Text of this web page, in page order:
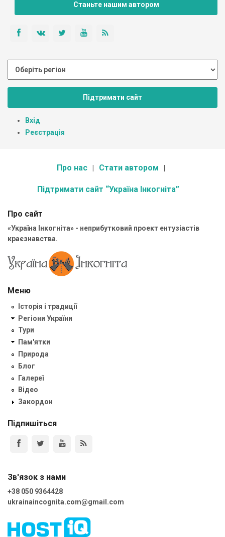
Станьте нашим автором
Підтримати сайт
Вхід
Реєстрація
Про нас Стати автором
Підтримати сайт “Україна Інкогніта”
Про сайт
«Україна Інкогніта» - неприбутковий проект ентузіастів
краєзнавства.
Меню
Історія і традиції
Регіони України
Тури
Пам'ятки
Природа
Блог
Галереї
Відео
Закордон
Підпишіться
Зв'язок з нами
+38 050 9364428
ukrainaincognita.com@gmail.com